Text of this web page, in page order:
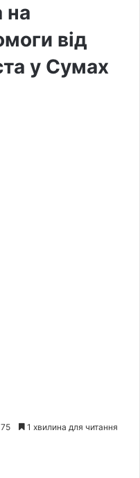
на
від
у Сумах
75 1 хвилина для читання